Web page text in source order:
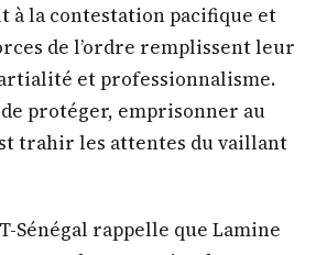
à la contestation pacifique et
de l’ordre remplissent leur
et professionnalisme.
protéger, emprisonner au
trahir les attentes du vaillant
Sénégal rappelle que Lamine